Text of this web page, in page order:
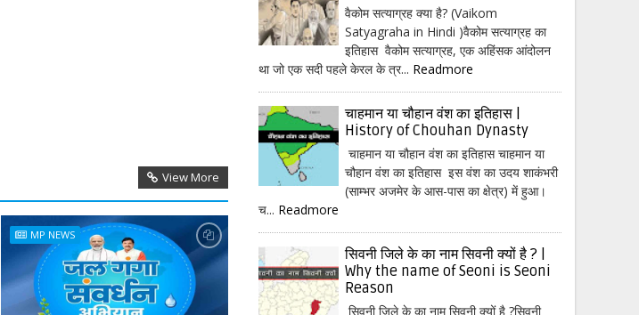
View More
MP NEWS
वैकोम सत्याग्रह क्या है? (Vaikom
Satyagraha in Hindi )वैकोम सत्याग्रह का
इतिहास वैकोम सत्याग्रह, एक अहिंसक आंदोलन
था जो एक सदी पहले केरल के त्र... Readmore
चाहमान या चौहान वंश का इतिहास |
History of Chouhan Dynasty
चाहमान या चौहान वंश का इतिहास चाहमान या
चौहान वंश का इतिहास इस वंश का उदय शाकंभरी
(साम्भर अजमेर के आस-पास का क्षेत्र) में हुआ।
च... Readmore
सिवनी जिले के का नाम सिवनी क्यों है ? |
Why the name of Seoni is Seoni
Reason
सिवनी जिले के का नाम सिवनी क्यों है ?सिवनी